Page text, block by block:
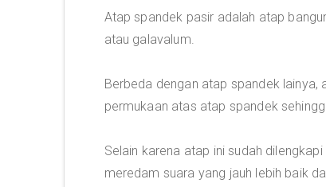
Atap spandek pasir adalah atap
atau galavalum.
Berbeda dengan atap spandek
permukaan atas atap spandek
Selain karena atap ini sudah
meredam suara yang jauh lebih baik